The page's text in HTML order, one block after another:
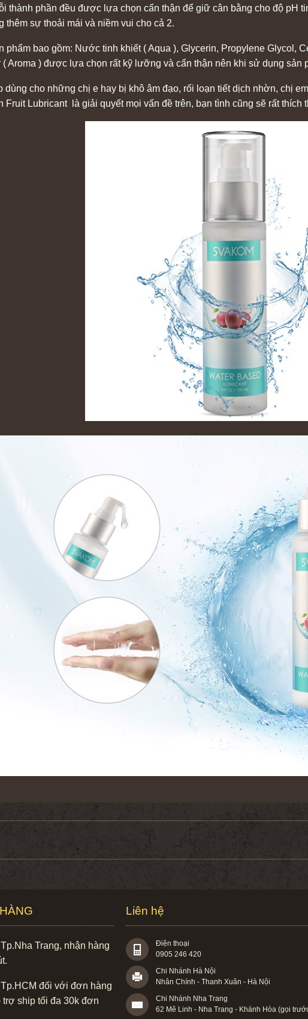
thành phần đều được lựa chọn cẩn thận để giữ cân bằng cho độ pH
thêm sự thoải mái và niềm vui cho cả 2.
phẩm bao gồm: Nước tinh khiết ( Aqua ), Glycerin, Propylene Glycol,
( Aroma ) được lựa chọn rất kỹ lưỡng và cẩn thận nên khi sử dụng sản
dùng cho những chị e hay bị khô âm đạo, rối loạn tiết dịch nhờn, chị
Fruit Lubricant là giải quyết mọi vấn đề trên, bạn tình cũng sẽ rất
Trang, nhận hàng
đối với đơn hàng
ship tối đa 30k đơn
Liên hệ
Điện thoại
0905 246 420
Chi Nhánh Hà Nội
Nhân Chính - Thanh Xuân - Hà Nội
Chi Nhánh Nha Trang
62 Mê Linh - Nha Trang - Khánh Hòa (gọi